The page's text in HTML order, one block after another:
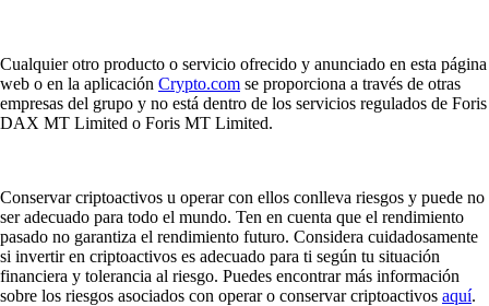
Cualquier otro producto o servicio ofrecido y anunciado en esta página
web o en la aplicación Crypto.com se proporciona a través de otras
empresas del grupo y no está dentro de los servicios regulados de Foris
DAX MT Limited o Foris MT Limited.
Conservar criptoactivos u operar con ellos conlleva riesgos y puede no
ser adecuado para todo el mundo. Ten en cuenta que el rendimiento
pasado no garantiza el rendimiento futuro. Considera cuidadosamente
si invertir en criptoactivos es adecuado para ti según tu situación
financiera y tolerancia al riesgo. Puedes encontrar más información
sobre los riesgos asociados con operar o conservar criptoactivos aquí.